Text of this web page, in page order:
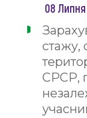
08
стажу,
СРСР,